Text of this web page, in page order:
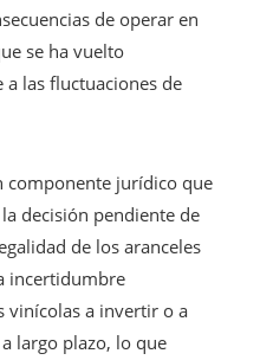
de operar en
se ha vuelto
las fluctuaciones de
componente jurídico que
decisión pendiente de
de los aranceles
incertidumbre
vinícolas a invertir o a
largo plazo, lo que